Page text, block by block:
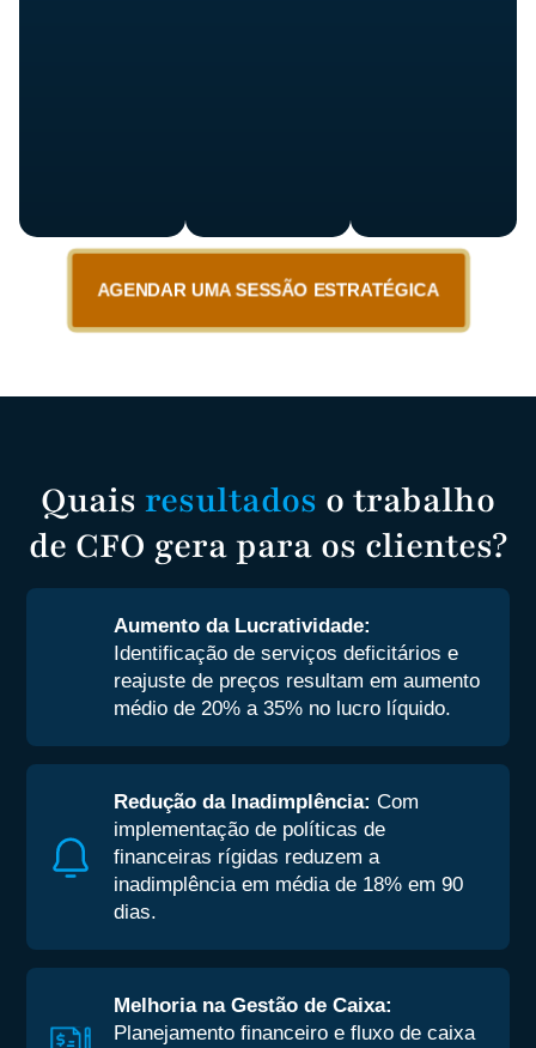
AGENDAR UMA SESSÃO ESTRATÉGICA
Quais resultados o trabalho
de CFO gera para os clientes?
Aumento da Lucratividade:
Identificação de serviços deficitários e
reajuste de preços resultam em aumento
médio de 20% a 35% no lucro líquido.
Redução da Inadimplência: Com
implementação de políticas de
financeiras rígidas reduzem a
inadimplência em média de 18% em 90
dias.
Melhoria na Gestão de Caixa:
Planejamento financeiro e fluxo de caixa